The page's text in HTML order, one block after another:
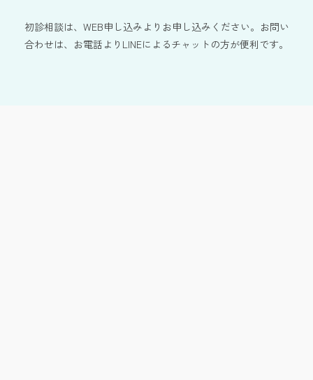
初診相談は、WEB申し込みよりお申し込みください。お問い
合わせは、お電話よりLINEによるチャットの方が便利です。